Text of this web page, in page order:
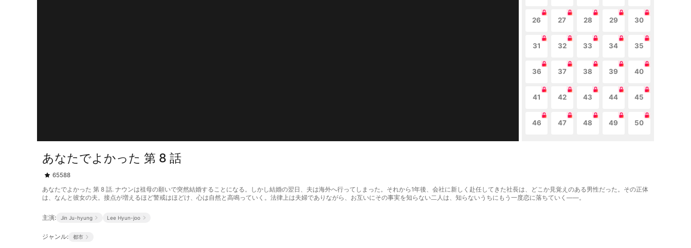
26 27 28 29 30
31 32 33 34 35
36 37 38 39 40
41 42 43 44 45
46 47 48 49 50
あなたでよかった 第 8 話
65588
あなたでよかった 第 8 話. ナウンは祖母の願いで突然結婚することになる。しかし結婚の翌日、夫は海外へ行ってしまった。それから1年後、会社に新しく赴任してきた社長は、どこか見覚えのある男性だった。その正体
は、なんと彼女の夫。接点が増えるほど警戒はほどけ、心は自然と高鳴っていく。法律上は夫婦でありながら、お互いにその事実を知らない二人は、知らないうちにもう一度恋に落ちていく――。
主演: Jin Ju-hyung Lee Hyun-joo
ジャンル: 都市